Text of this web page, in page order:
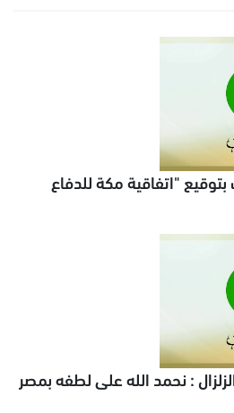
"اتفاقية مكة للدفاع
: نحمد الله على لطفه بمصر